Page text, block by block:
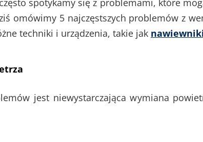
spotykamy się z problemami, które
omówimy 5 najczęstszych problemów z
techniki i urządzenia, takie jak
jest niewystarczająca wymiana